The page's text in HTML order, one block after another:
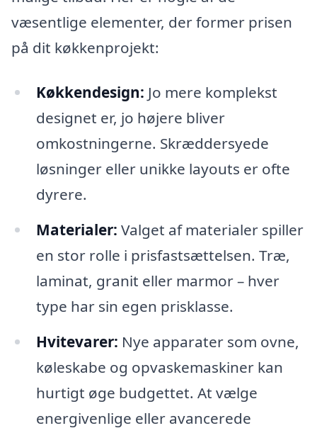
væsentlige elementer, der former prisen
på dit køkkenprojekt:
Køkkendesign: Jo mere komplekst
designet er, jo højere bliver
omkostningerne. Skræddersyede
løsninger eller unikke layouts er ofte
dyrere.
Materialer: Valget af materialer spiller
en stor rolle i prisfastsættelsen. Træ,
laminat, granit eller marmor – hver
type har sin egen prisklasse.
Hvitevarer: Nye apparater som ovne,
køleskabe og opvaskemaskiner kan
hurtigt øge budgettet. At vælge
energivenlige eller avancerede